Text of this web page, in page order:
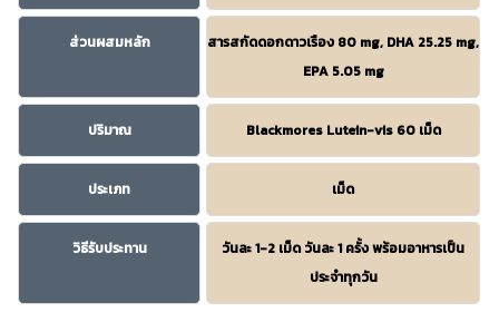
ส่วนผสมหลัก
สารสกัดดอกดาวเรือง 80 mg, DHA 25.25 mg,
EPA 5.05 mg
ปริมาณ Blackmores Lutein-vis 60 เม็ด
ประเภท เม็ด
วิธีรับประทาน
วันละ 1-2 เม็ด วันละ 1 ครั้ง พร้อมอาหารเป็น
ประจำทุกวัน